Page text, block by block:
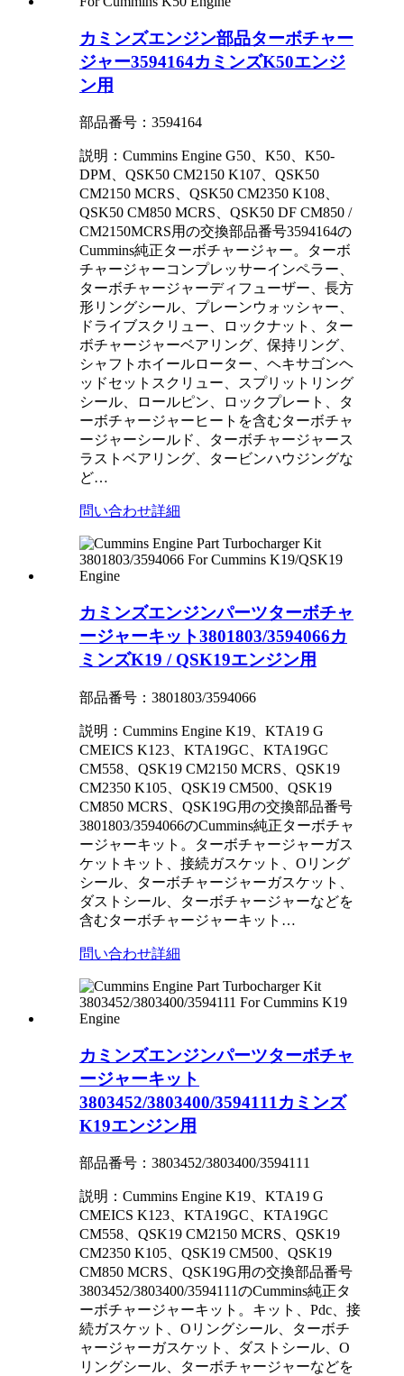
カミンズエンジン部品ターボチャー
ジャー3594164カミンズK50エンジ
ン用
部品番号：3594164
説明：Cummins Engine G50、K50、K50-
DPM、QSK50 CM2150 K107、QSK50
CM2150 MCRS、QSK50 CM2350 K108、
QSK50 CM850 MCRS、QSK50 DF CM850 /
CM2150MCRS用の交換部品番号3594164の
Cummins純正ターボチャージャー。ターボ
チャージャーコンプレッサーインペラー、
ターボチャージャーディフューザー、長方
形リングシール、プレーンウォッシャー、
ドライブスクリュー、ロックナット、ター
ボチャージャーベアリング、保持リング、
シャフトホイールローター、ヘキサゴンヘ
ッドセットスクリュー、スプリットリング
シール、ロールピン、ロックプレート、タ
ーボチャージャーヒートを含むターボチャ
ージャーシールド、ターボチャージャース
ラストベアリング、タービンハウジングな
ど…
問い合わせ詳細
カミンズエンジンパーツターボチャ
ージャーキット3801803/3594066カ
ミンズK19 / QSK19エンジン用
部品番号：3801803/3594066
説明：Cummins Engine K19、KTA19 G
CMEICS K123、KTA19GC、KTA19GC
CM558、QSK19 CM2150 MCRS、QSK19
CM2350 K105、QSK19 CM500、QSK19
CM850 MCRS、QSK19G用の交換部品番号
3801803/3594066のCummins純正ターボチャ
ージャーキット。ターボチャージャーガス
ケットキット、接続ガスケット、Oリング
シール、ターボチャージャーガスケット、
ダストシール、ターボチャージャーなどを
含むターボチャージャーキット…
問い合わせ詳細
カミンズエンジンパーツターボチャ
ージャーキット
3803452/3803400/3594111カミンズ
K19エンジン用
部品番号：3803452/3803400/3594111
説明：Cummins Engine K19、KTA19 G
CMEICS K123、KTA19GC、KTA19GC
CM558、QSK19 CM2150 MCRS、QSK19
CM2350 K105、QSK19 CM500、QSK19
CM850 MCRS、QSK19G用の交換部品番号
3803452/3803400/3594111のCummins純正タ
ーボチャージャーキット。キット、Pdc、接
続ガスケット、Oリングシール、ターボチ
ャージャーガスケット、ダストシール、O
リングシール、ターボチャージャーなどを